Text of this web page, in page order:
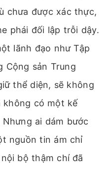
chưa được xác thực,
phái đối lập trỗi dậy.
lãnh đạo như Tập
Cộng sản Trung
thể diện, sẽ không
không có một kế
ai dám bước
nguồn tin ám chỉ
bộ thậm chí đã